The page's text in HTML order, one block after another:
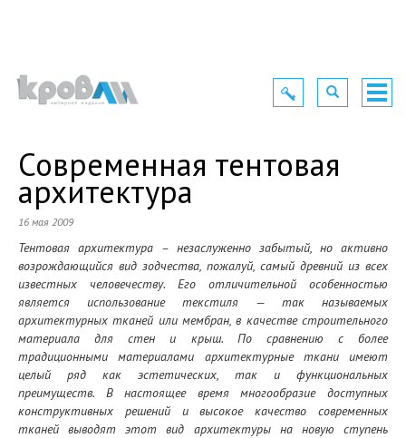
Toggle
navigation
Toggle
navigation
Современная тентовая
архитектура
16 мая 2009
Тентовая архитектура – незаслуженно забытый, но активно
возрождающийся вид зодчества, пожалуй, самый древний из всех
известных человечеству. Его отличительной особенностью
является использование текстиля — так называемых
архитектурных тканей или мембран, в качестве строительного
материала для стен и крыш. По сравнению с более
традиционными материалами архитектурные ткани имеют
целый ряд как эстетических, так и функциональных
преимуществ. В настоящее время многообразие доступных
конструктивных решений и высокое качество современных
тканей выводят этот вид архитектуры на новую ступень